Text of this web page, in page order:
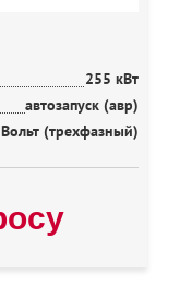
255 кВт
автозапуск (авр)
(трехфазный)